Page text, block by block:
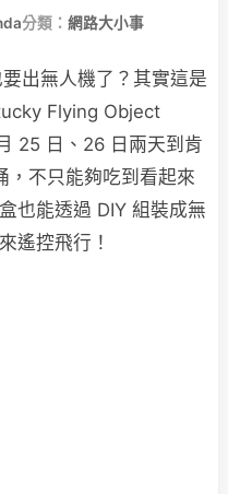
分類： 網路大小事
出無人機了？其實這是
Flying Object
25 日、26 日兩天到肯
，不只能夠吃到看起來
也能透過 DIY 組裝成無
遙控飛行！